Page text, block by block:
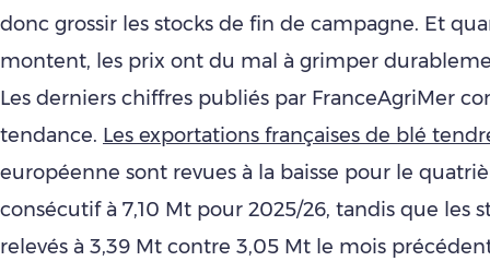
donc grossir les stocks de fin de campagne. Et
montent, les prix ont du mal à grimper
Les derniers chiffres publiés par FranceAgriMer
tendance. Les exportations françaises de blé
européenne sont revues à la baisse pour le
consécutif à 7,10 Mt pour 2025/26, tandis que les
relevés à 3,39 Mt contre 3,05 Mt le mois